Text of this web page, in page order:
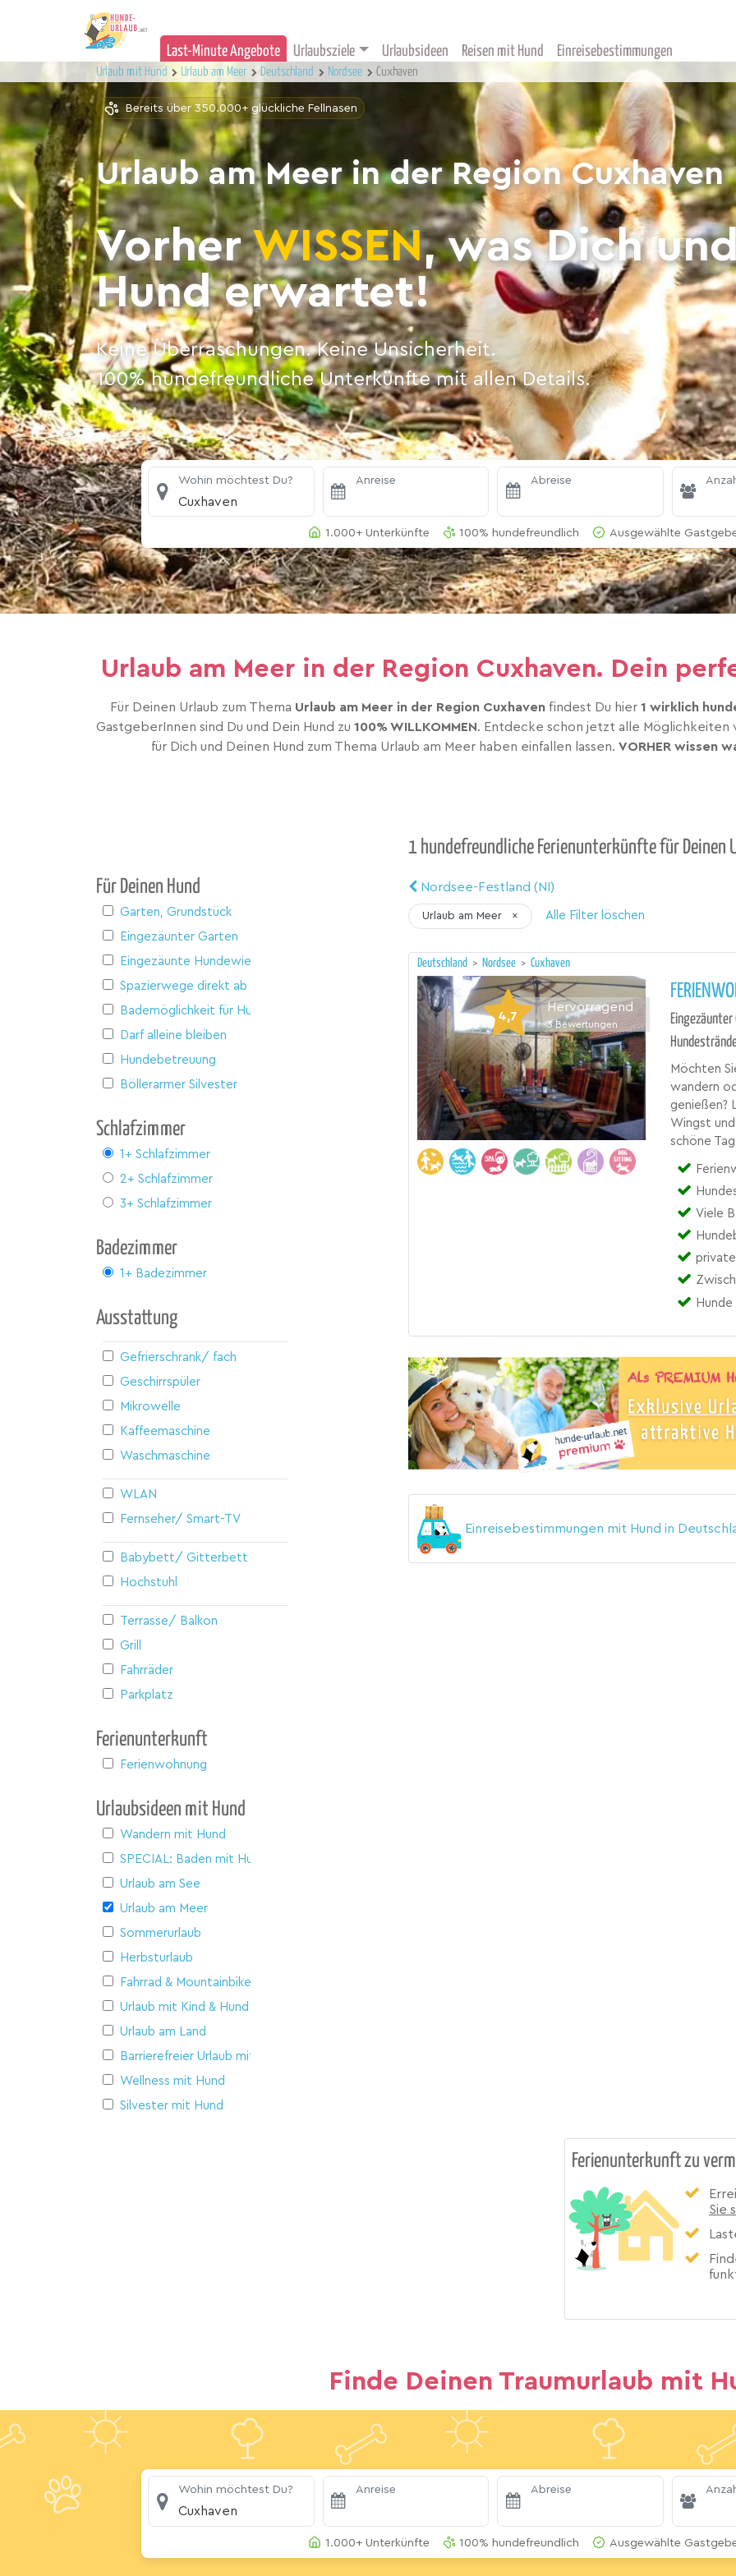
Last-Minute Angebote Urlaubsziele Urlaubsideen Reisen mit Hund Einreisebestimmungen
Urlaub mit Hund Urlaub am Meer Deutschland Nordsee Cuxhaven
Bereits über 350.000+ glückliche Fellnasen
Urlaub am Meer in der Region Cuxhaven
VorherWISSEN, was Dich
Hund erwartet!
Keine Überraschungen. Keine Unsicherheit.
100% hundefreundliche Unterkünfte mit allen Details.
Wohin möchtest Du?
Cuxhaven
Anreise Abreise
1.000+ Unterkünfte 100% hundefreundlich Ausgewählte
Urlaub am Meer in der Region Cuxhaven. Dein
Für Deinen Urlaub zum Thema Urlaub am Meer in der Region Cuxhaven findest Du hier 1 wirklich
GastgeberInnen sind Du und Dein Hund zu 100% WILLKOMMEN. Entdecke schon jetzt alle Möglichkeiten
für Dich und Deinen Hund zum Thema Urlaub am Meer haben einfallen lassen. VORHER wissen
Für Deinen Hund
Garten, Grundstück
Eingezäunter Garten
Eingezäunte Hundewiese
Spazierwege direkt ab Haus
Bademöglichkeit für Hunde
Darf alleine bleiben
Hundebetreuung
Böllerarmer Silvester
Schlafzimmer
1+ Schlafzimmer
2+ Schlafzimmer
3+ Schlafzimmer
Badezimmer
1+ Badezimmer
Ausstattung
Gefrierschrank/ fach
Geschirrspüler
Mikrowelle
Kaffeemaschine
Waschmaschine
WLAN
Fernseher/ Smart-TV
Babybett/ Gitterbett
Hochstuhl
Terrasse/ Balkon
Grill
Fahrräder
Parkplatz
Ferienunterkunft
Ferienwohnung
Urlaubsideen mit Hund
Wandern mit Hund
SPECIAL: Baden mit Hund
Urlaub am See
Urlaub am Meer
Sommerurlaub
Herbsturlaub
Fahrrad & Mountainbike
Urlaub mit Kind & Hund
Urlaub am Land
Barrierefreier Urlaub mit Hund
Wellness mit Hund
Silvester mit Hund
1 hundefreundliche Ferienunterkünfte für Deinen
Nordsee-Festland (NI)
Urlaub am Meer × Alle Filter löschen
Deutschland > Nordsee > Cuxhaven
4,7
Hervorragend
3 Bewertungen
Möchten
wandern
genießen?
Wingst
schöne
Viele
Einreisebestimmungen mit Hund in
Ferienunterkunft zu
Sie
Finde Deinen Traumurlaub mit
Wohin möchtest Du?
Cuxhaven
Anreise Abreise
1.000+ Unterkünfte 100% hundefreundlich Ausgewählte